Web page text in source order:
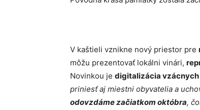
V kaštieli vznikne nový priestor pre
môžu prezentovať lokálni vinári,
Novinkou je digitalizácia
priniesť aj miestni obyvatelia a
odovzdáme začiatkom októbra,